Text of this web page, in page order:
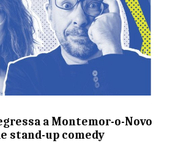
a Montemor-o-Novo
stand-up comedy